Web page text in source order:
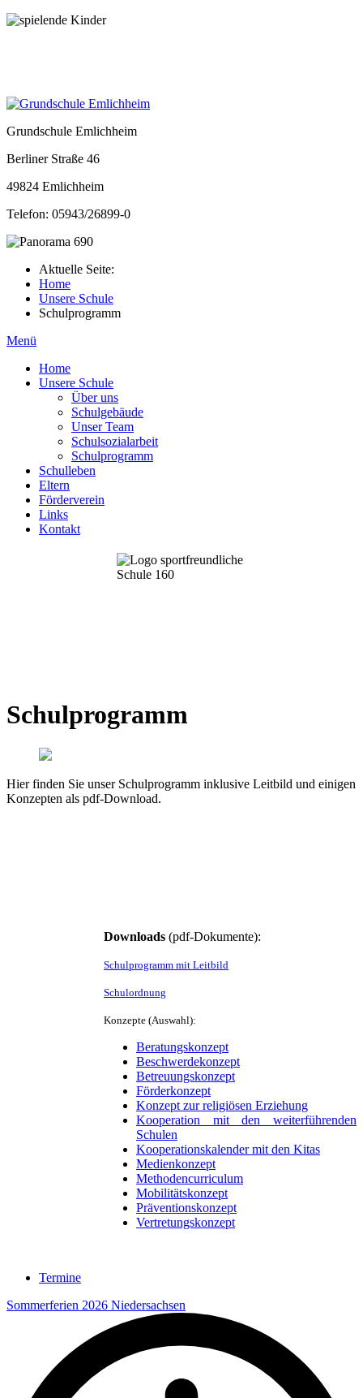
Grundschule Emlichheim
Berliner Straße 46
49824 Emlichheim
Telefon: 05943/26899-0
Aktuelle Seite:
Home
Unsere Schule
Schulprogramm
Menü
Home
Unsere Schule
Über uns
Schulgebäude
Unser Team
Schulsozialarbeit
Schulprogramm
Schulleben
Eltern
Förderverein
Links
Kontakt
Schulprogramm
Hier finden Sie unser Schulprogramm inklusive Leitbild und einigen
Konzepten als pdf-Download.
Downloads (pdf-Dokumente):
Schulprogramm mit Leitbild
Schulordnung
Konzepte (Auswahl):
Beratungskonzept
Beschwerdekonzept
Betreuungskonzept
Förderkonzept
Konzept zur religiösen Erziehung
Kooperation mit den weiterführenden
Schulen
Kooperationskalender mit den Kitas
Medienkonzept
Methodencurriculum
Mobilitätskonzept
Präventionskonzept
Vertretungskonzept
Termine
Sommerferien 2026 Niedersachsen